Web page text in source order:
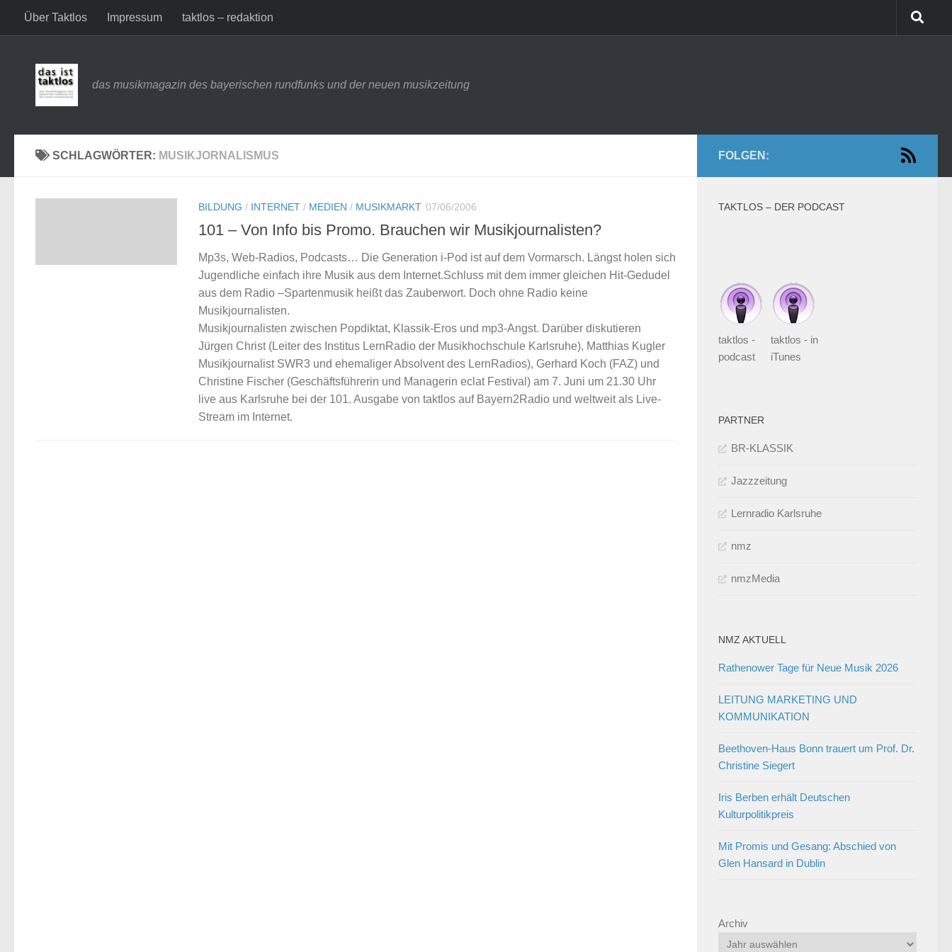
Zum Inhalt springen
Über Taktlos Impressum taktlos – redaktion
das musikmagazin des bayerischen rundfunks und der neuen musikzeitung
SCHLAGWÖRTER: MUSIKJORNALISMUS
BILDUNG / INTERNET / MEDIEN / MUSIKMARKT 07/06/2006
101 – Von Info bis Promo. Brauchen wir Musikjournalisten?
Mp3s, Web-Radios, Podcasts… Die Generation i-Pod ist auf dem Vormarsch. Längst holen sich
Jugendliche einfach ihre Musik aus dem Internet.Schluss mit dem immer gleichen Hit-Gedudel
aus dem Radio –Spartenmusik heißt das Zauberwort. Doch ohne Radio keine
Musikjournalisten.
Musikjournalisten zwischen Popdiktat, Klassik-Eros und mp3-Angst. Darüber diskutieren
Jürgen Christ (Leiter des Institus LernRadio der Musikhochschule Karlsruhe), Matthias Kugler
Musikjournalist SWR3 und ehemaliger Absolvent des LernRadios), Gerhard Koch (FAZ) und
Christine Fischer (Geschäftsführerin und Managerin eclat Festival) am 7. Juni um 21.30 Uhr
live aus Karlsruhe bei der 101. Ausgabe von taktlos auf Bayern2Radio und weltweit als Live-
Stream im Internet.
FOLGEN:
TAKTLOS – DER PODCAST
taktlos -
podcast
taktlos - in
iTunes
PARTNER
BR-KLASSIK
Jazzzeitung
Lernradio Karlsruhe
nmz
nmzMedia
NMZ AKTUELL
Rathenower Tage für Neue Musik 2026
LEITUNG MARKETING UND
KOMMUNIKATION
Beethoven-Haus Bonn trauert um Prof. Dr.
Christine Siegert
Iris Berben erhält Deutschen
Kulturpolitikpreis
Mit Promis und Gesang: Abschied von
Glen Hansard in Dublin
Archiv